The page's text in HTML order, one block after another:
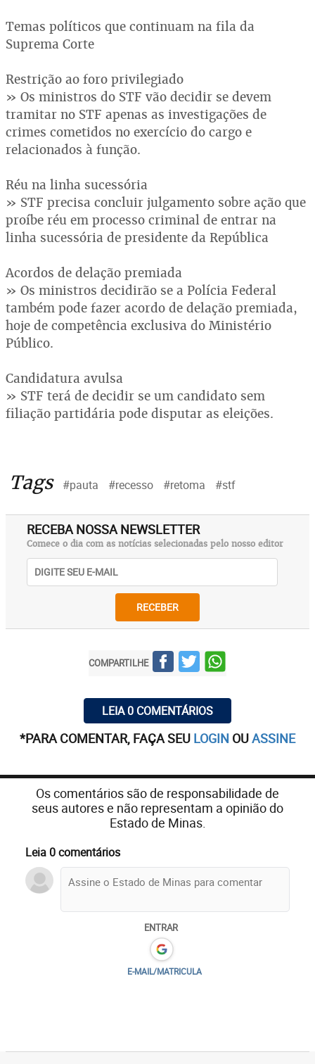
Temas políticos que continuam na fila da
Suprema Corte
Restrição ao foro privilegiado
» Os ministros do STF vão decidir se devem
tramitar no STF apenas as investigações de
crimes cometidos no exercício do cargo e
relacionados à função.
Réu na linha sucessória
» STF precisa concluir julgamento sobre ação que
proíbe réu em processo criminal de entrar na
linha sucessória de presidente da República
Acordos de delação premiada
» Os ministros decidirão se a Polícia Federal
também pode fazer acordo de delação premiada,
hoje de competência exclusiva do Ministério
Público.
Candidatura avulsa
» STF terá de decidir se um candidato sem
filiação partidária pode disputar as eleições.
Tags #pauta #recesso #retoma #stf
RECEBA NOSSA NEWSLETTER
Comece o dia com as notícias selecionadas pelo nosso editor
RECEBER
COMPARTILHE
LEIA 0 COMENTÁRIOS
*PARA COMENTAR, FAÇA SEU LOGIN OUASSINE
Os comentários são de responsabilidade de
seus autores e não representam a opinião do
Estado de Minas.
Leia 0 comentários
ENTRAR
E-MAIL/MATRICULA